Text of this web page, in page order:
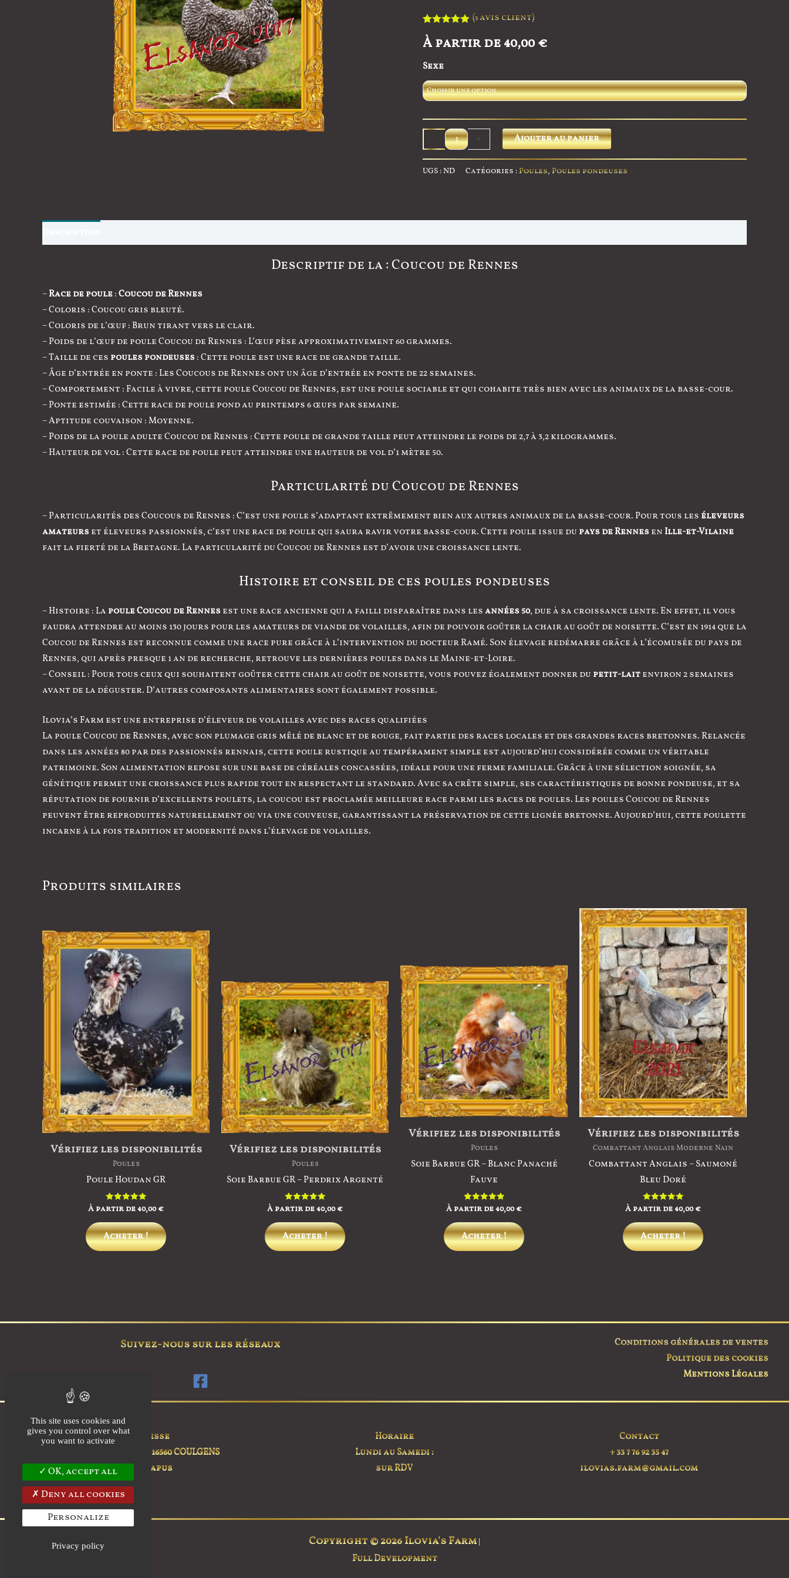
sur 5
basé sur
client
(3avis client)
À partir de40,00€
Sexe
-
quantité
de
Coucou
+ Ajouter au panier
UGS :ND Catégories :Poules, Poules pondeuses
Descriptif de la : Coucou de Rennes
–Race de poule:Coucou de Rennes
– Coloris : Coucou gris bleuté.
– Coloris de l’œuf : Brun tirant vers le clair.
– Poids de l’œuf de poule Coucou de Rennes : L’œuf pèse approximativement 60 grammes.
– Taille de ces poules pondeuses : Cette poule est une race de grande taille.
– Âge d’entrée en ponte : Les Coucous de Rennes ont un âge d’entrée en ponte de 22 semaines.
– Comportement : Facile à vivre, cette poule Coucou de Rennes, est une poule sociable et qui cohabite très bien avec les animaux de la basse-cour.
– Ponte estimée : Cette race de poule pond au printemps 6 œufs par semaine.
– Aptitude couvaison : Moyenne.
– Poids de la poule adulte Coucou de Rennes : Cette poule de grande taille peut atteindre le poids de 2,7 à 3,2 kilogrammes.
– Hauteur de vol : Cette race de poule peut atteindre une hauteur de vol d’1 mètre 50.
Particularité du Coucou de Rennes
– Particularités des Coucous de Rennes : C’est une poule s’adaptant extrêmement bien aux autres animaux de la basse-cour. Pour tous les éleveurs
amateurs et éleveurs passionnés, c’est une race de poule qui saura ravir votre basse-cour. Cette poule issue du pays de Rennes enIlle-et-Vilaine
fait la fierté de la Bretagne. La particularité du Coucou de Rennes est d’avoir une croissance lente.
Histoire et conseil de ces poules pondeuses
– Histoire : La poule Coucou de Rennes est une race ancienne qui a failli disparaître dans lesannées 50, due à sa croissance lente. En effet, il vous
faudra attendre au moins 130 jours pour les amateurs de viande de volailles, afin de pouvoir goûter la chair au goût de noisette. C’est en 1914 que la
Coucou de Rennes est reconnue comme une race pure grâce à l’intervention du docteur Ramé. Son élevage redémarre grâce à l’écomusée du pays de
Rennes, qui après presque 1 an de recherche, retrouve les dernières poules dans le Maine-et-Loire.
– Conseil : Pour tous ceux qui souhaitent goûter cette chair au goût de noisette, vous pouvez également donner du petit-laitenviron 2 semaines
avant de la déguster. D’autres composants alimentaires sont également possible.
Ilovia’s Farm est une entreprise d’éleveur de volailles avec des races qualifiées
La poule Coucou de Rennes, avec son plumage gris mêlé de blanc et de rouge, fait partie des races locales et des grandes races bretonnes. Relancée
dans les années 80 par des passionnés rennais, cette poule rustique au tempérament simple est aujourd’hui considérée comme un véritable
patrimoine. Son alimentation repose sur une base de céréales concassées, idéale pour une ferme familiale. Grâce à une sélection soignée, sa
génétique permet une croissance plus rapide tout en respectant le standard. Avec sa crête simple, ses caractéristiques de bonne pondeuse, et sa
réputation de fournir d’excellents poulets, la coucou est proclamée meilleure race parmi les races de poules. Les poules Coucou de Rennes
peuvent être reproduites naturellement ou via une couveuse, garantissant la préservation de cette lignée bretonne. Aujourd’hui, cette poulette
incarne à la fois tradition et modernité dans l’élevage de volailles.
Produits similaires
Vérifiez les disponibilités
Poules
Poule Houdan GR
Note
sur 5
À partir de40,00€
Acheter !
produit
options
la
du
produit
Vérifiez les disponibilités
Poules
Soie Barbue GR – Perdrix Argenté
Note
sur 5
À partir de40,00€
Acheter !
produit
options
la
produit
Vérifiez les disponibilités
Poules
Soie Barbue GR – Blanc Panaché
Fauve
Note
sur 5
À partir de40,00€
Acheter !
produit
options
la
Vérifiez les disponibilités
Combattant Anglais Moderne Nain
Combattant Anglais – Saumoné
Bleu Doré
Note
sur 5
À partir de40,00€
Acheter !
produit
options
choisies
la
Suivez-nous sur les réseaux
Conditions générales de ventes
Politique des cookies
Mentions Légales
Adresse
16560 COULGENS
Les Capus
Horaire
Lundi au Samedi :
sur RDV
Contact
+ 33 7 76 92 35 47
ilovias.farm@gmail.com
Copyright © 2026 Ilovia's Farm|
Full Development
This site uses cookies and
gives you control over what
you want to activate
OK, accept all
Deny all cookies
Personalize
Privacy policy